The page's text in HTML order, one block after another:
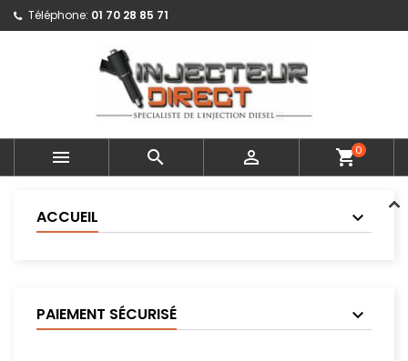
Téléphone: 01 70 28 85 71
   shopping_cart0
ACCUEIL
PAIEMENT SÉCURISÉ